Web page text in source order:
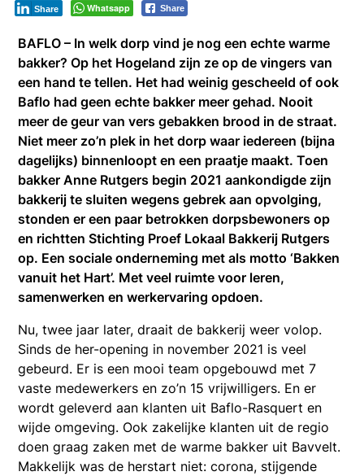
Whatsapp Share
Share
BAFLO – In welk dorp vind je nog een echte warme
bakker? Op het Hogeland zijn ze op de vingers van
een hand te tellen. Het had weinig gescheeld of ook
Baflo had geen echte bakker meer gehad. Nooit
meer de geur van vers gebakken brood in de straat.
Niet meer zo’n plek in het dorp waar iedereen (bijna
dagelijks) binnenloopt en een praatje maakt. Toen
bakker Anne Rutgers begin 2021 aankondigde zijn
bakkerij te sluiten wegens gebrek aan opvolging,
stonden er een paar betrokken dorpsbewoners op
en richtten Stichting Proef Lokaal Bakkerij Rutgers
op. Een sociale onderneming met als motto ‘Bakken
vanuit het Hart’. Met veel ruimte voor leren,
samenwerken en werkervaring opdoen.
Nu, twee jaar later, draait de bakkerij weer volop.
Sinds de her-opening in november 2021 is veel
gebeurd. Er is een mooi team opgebouwd met 7
vaste medewerkers en zo’n 15 vrijwilligers. En er
wordt geleverd aan klanten uit Baflo-Rasquert en
wijde omgeving. Ook zakelijke klanten uit de regio
doen graag zaken met de warme bakker uit Bavvelt.
Makkelijk was de herstart niet: corona, stijgende